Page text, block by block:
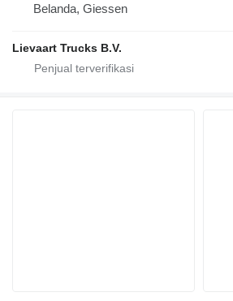
Belanda, Giessen
Lievaart Trucks B.V.